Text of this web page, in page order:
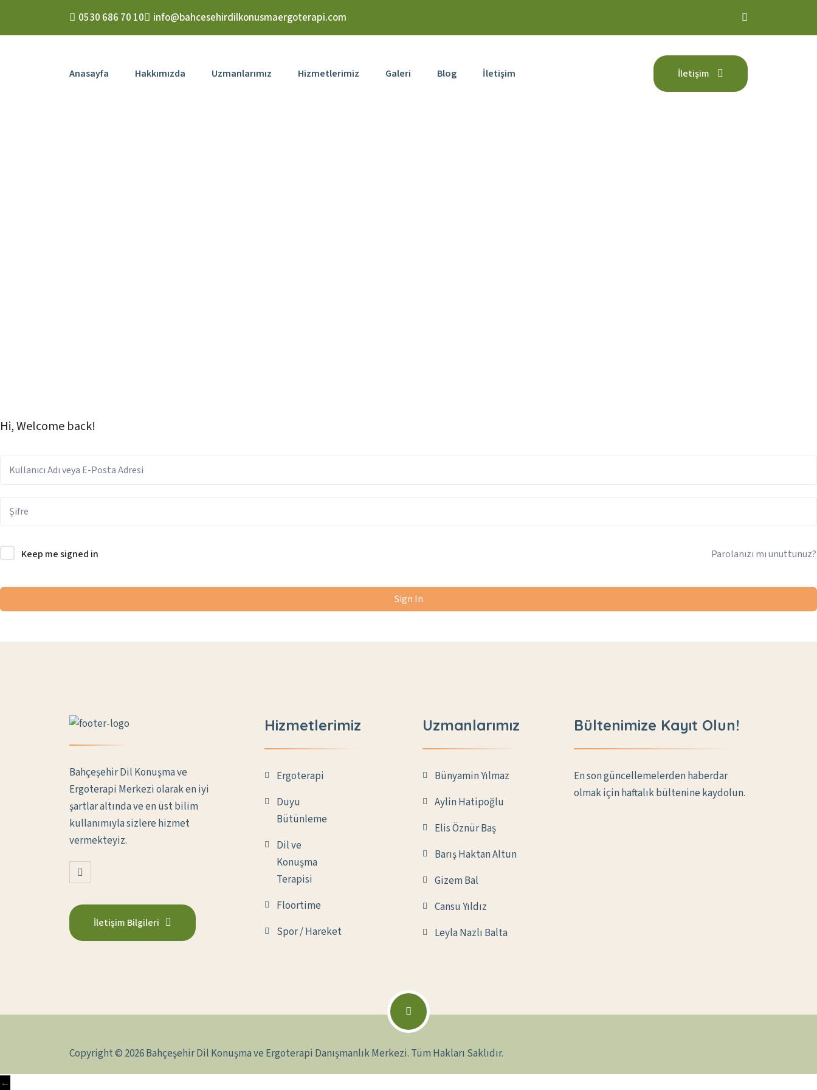
0530 686 70 10 info@bahcesehirdilkonusmaergoterapi.com
Anasayfa Hakkımızda Uzmanlarımız Hizmetlerimiz Galeri Blog İletişim İletişim
Hi, Welcome back!
Keep me signed in Parolanızı mı unuttunuz?
Sign In
Bahçeşehir Dil Konuşma ve
Ergoterapi Merkezi olarak en iyi
şartlar altında ve en üst bilim
kullanımıyla sizlere hizmet
vermekteyiz.
İletişim Bilgileri
Hizmetlerimiz
Ergoterapi
Duyu
Bütünleme
Dil ve
Konuşma
Terapisi
Floortime
Spor / Hareket
Uzmanlarımız
Bünyamin Yılmaz
Aylin Hatipoğlu
Elis Öznür Baş
Barış Haktan Altun
Gizem Bal
Cansu Yıldız
Leyla Nazlı Balta
Bültenimize Kayıt Olun!
En son güncellemelerden haberdar
olmak için haftalık bültenine kaydolun.
Copyright © 2026 Bahçeşehir Dil Konuşma ve Ergoterapi Danışmanlık Merkezi. Tüm Hakları Saklıdır.
←